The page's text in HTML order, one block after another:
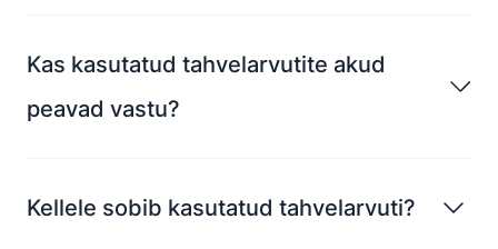
Kas kasutatud tahvelarvutite akud
peavad vastu?
Kellele sobib kasutatud tahvelarvuti?